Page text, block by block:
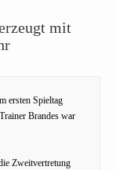
mit
ersten Spieltag
Brandes war
Zweitvertretung